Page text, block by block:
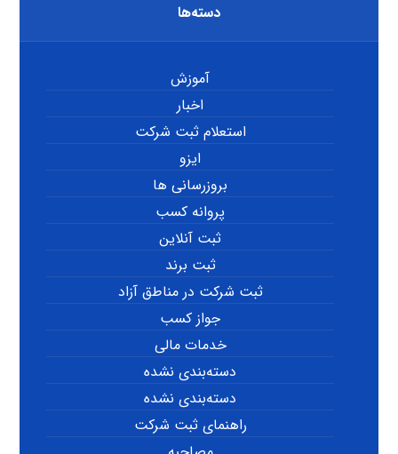
دسته‌ها
آموزش
اخبار
استعلام ثبت شرکت
ایزو
بروزرسانی ها
پروانه کسب
ثبت آنلاین
ثبت برند
ثبت شرکت در مناطق آزاد
جواز کسب
خدمات مالی
دسته‌بندی نشده
دسته‌بندی نشده
راهنمای ثبت شرکت